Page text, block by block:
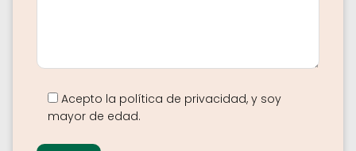
Acepto la política de privacidad, y soy
mayor de edad.